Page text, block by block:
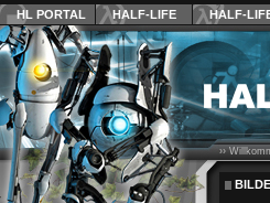
HL PORTAL HALF-LIFE HALF-
››